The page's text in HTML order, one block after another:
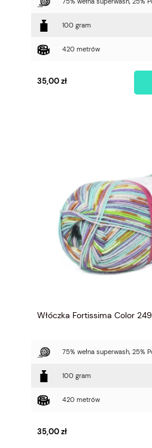
100 gram
420 metrów
35,00 zł
Włóczka Fortissima Color
75% wełna superwash, 25%
100 gram
420 metrów
35,00 zł